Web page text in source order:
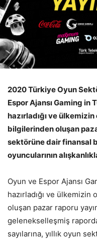
2020 Türkiye Oyun
Espor Ajansı Gaming in
hazırladığı ve
bilgilerinden oluşan
sektörüne dair finansal
oyuncularının
Oyun ve Espor Ajansı
hazırladığı ve
oluşan pazar raporu
gelenekselleşmiş
sayılarına, yıllık oyun